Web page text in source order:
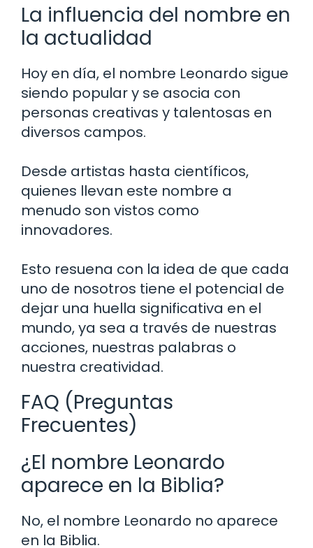
La influencia del nombre en
la actualidad
Hoy en día, el nombre Leonardo sigue
siendo popular y se asocia con
personas creativas y talentosas en
diversos campos.
Desde artistas hasta científicos,
quienes llevan este nombre a
menudo son vistos como
innovadores.
Esto resuena con la idea de que cada
uno de nosotros tiene el potencial de
dejar una huella significativa en el
mundo, ya sea a través de nuestras
acciones, nuestras palabras o
nuestra creatividad.
FAQ (Preguntas
Frecuentes)
¿El nombre Leonardo
aparece en la Biblia?
No, el nombre Leonardo no aparece
en la Biblia.